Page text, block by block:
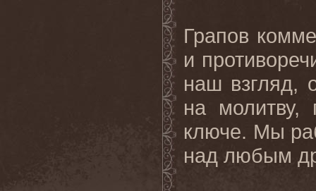
Грапов
и
наш взгляд,
на молитву,
ключе. Мы
над любым